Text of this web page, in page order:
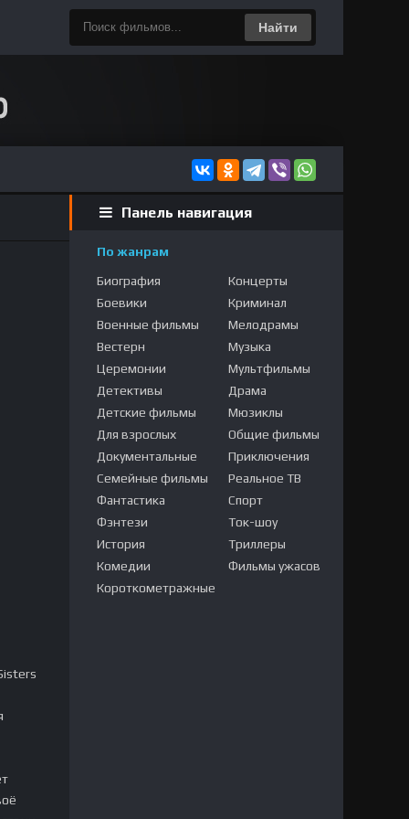
Найти
Панель навигация
По жанрам
Биография
Боевики
Военные фильмы
Вестерн
Церемонии
Детективы
Детские фильмы
Для взрослых
Документальные
Семейные фильмы
Фантастика
Фэнтези
История
Комедии
Короткометражные
Концерты
Криминал
Мелодрамы
Музыка
Мультфильмы
Драма
Мюзиклы
Общие фильмы
Приключения
Реальное ТВ
Спорт
Ток-шоу
Триллеры
Фильмы ужасов